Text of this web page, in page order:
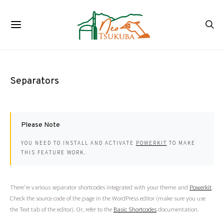
Separators
Please Note
YOU NEED TO INSTALL AND ACTIVATE POWERKIT TO MAKE
THIS FEATURE WORK.
There’re various separator shortcodes integrated with your theme and Powerkit
Check the source code of the page in the WordPress editor (make sure you use
the Text tab of the editor). Or, refer to the Basic Shortcodesdocumentation.